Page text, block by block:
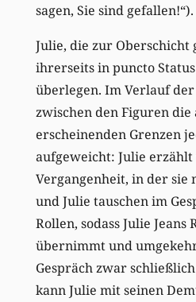
sagen, Sie sind gefallen!“).
Julie, die zur Oberschicht
ihrerseits in puncto
überlegen. Im Verlauf
zwischen den Figuren die
erscheinenden Grenzen
aufgeweicht: Julie
Vergangenheit, in der sie
und Julie tauschen im
Rollen, sodass Julie Jeans
übernimmt und
Gespräch zwar
kann Julie mit seinen